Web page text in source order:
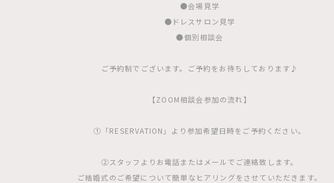
●会場見学
●ドレスサロン見学
●個別相談会
ご予約制でございます。ご予約をお待ちしております♪
【ZOOM相談会参加の流れ】
①「RESERVATION」より参加希望日時をご予約ください。
②スタッフよりお電話またはメールでご連絡致します。
ご結婚式のご希望について簡単なヒアリングをさせていただきます。